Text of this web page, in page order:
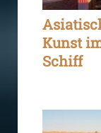
Kunst
Schiff